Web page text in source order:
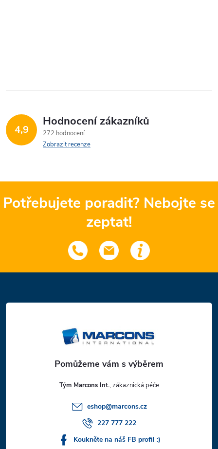
4,9
Hodnocení zákazníků
272 hodnocení
Zobrazit recenze
Potřebujete poradit? Nebojte se
zeptat!
á
Tým Marcons Int.
eshop@marcons.cz
227 777 222
Koukněte na náš FB profil :)